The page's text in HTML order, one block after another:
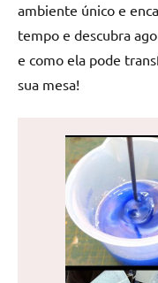
jantar
para
8
lugares,
encontrará
transformar
ambiente único e
tempo e descubra
e como ela pode
sua mesa!